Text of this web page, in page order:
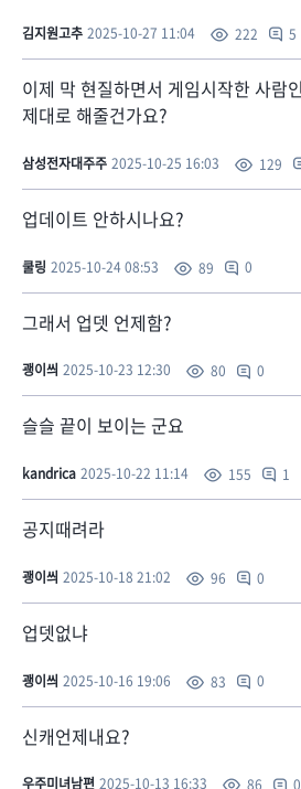
김지원고추 2025-10-27 11:04 222 5
이제 막 현질하면서 게임시작한 사람
제대로 해줄건가요?
삼성전자대주주 2025-10-25 16:03 129
업데이트 안하시나요?
쿨링 2025-10-24 08:53 89 0
그래서 업뎃 언제함?
괭이씌 2025-10-23 12:30 80 0
슬슬 끝이 보이는 군요
kandrica 2025-10-22 11:14 155 1
공지때려라
괭이씌 2025-10-18 21:02 96 0
업뎃없냐
괭이씌 2025-10-16 19:06 83 0
신캐언제내요?
우주미녀남편 2025-10-13 16:33 86 0